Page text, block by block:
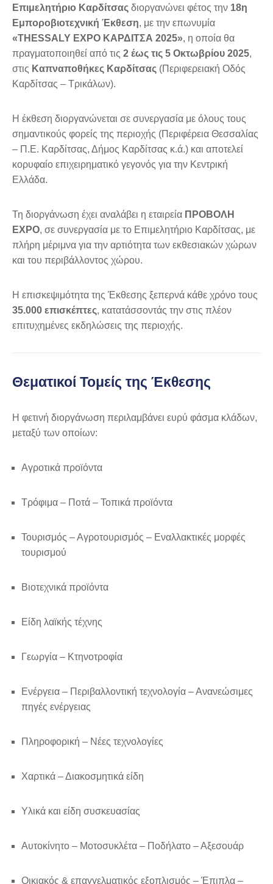
Επιμελητήριο Καρδίτσας διοργανώνει φέτος την 18η
Εμποροβιοτεχνική Έκθεση, με την επωνυμία
«THESSALY EXPO ΚΑΡΔΙΤΣΑ 2025», η οποία θα
πραγματοποιηθεί από τις 2 έως τις 5 Οκτωβρίου 2025,
στις Καπναποθήκες Καρδίτσας (Περιφερειακή Οδός
Καρδίτσας – Τρικάλων).
Η έκθεση διοργανώνεται σε συνεργασία με όλους τους
σημαντικούς φορείς της περιοχής (Περιφέρεια Θεσσαλίας
– Π.Ε. Καρδίτσας, Δήμος Καρδίτσας κ.ά.) και αποτελεί
κορυφαίο επιχειρηματικό γεγονός για την Κεντρική
Ελλάδα.
Τη διοργάνωση έχει αναλάβει η εταιρεία ΠΡΟΒΟΛΗ
EXPO, σε συνεργασία με το Επιμελητήριο Καρδίτσας, με
πλήρη μέριμνα για την αρτιότητα των εκθεσιακών χώρων
και του περιβάλλοντος χώρου.
Η επισκεψιμότητα της Έκθεσης ξεπερνά κάθε χρόνο τους
35.000 επισκέπτες, κατατάσσοντάς την στις πλέον
επιτυχημένες εκδηλώσεις της περιοχής.
Θεματικοί Τομείς της Έκθεσης
Η φετινή διοργάνωση περιλαμβάνει ευρύ φάσμα κλάδων,
μεταξύ των οποίων:
Αγροτικά προϊόντα
Τρόφιμα – Ποτά – Τοπικά προϊόντα
Τουρισμός – Αγροτουρισμός – Εναλλακτικές μορφές
τουρισμού
Βιοτεχνικά προϊόντα
Είδη λαϊκής τέχνης
Γεωργία – Κτηνοτροφία
Ενέργεια – Περιβαλλοντική τεχνολογία – Ανανεώσιμες
πηγές ενέργειας
Πληροφορική – Νέες τεχνολογίες
Χαρτικά – Διακοσμητικά είδη
Υλικά και είδη συσκευασίας
Αυτοκίνητο – Μοτοσυκλέτα – Ποδήλατο – Αξεσουάρ
Οικιακός & επαγγελματικός εξοπλισμός – Έπιπλα –